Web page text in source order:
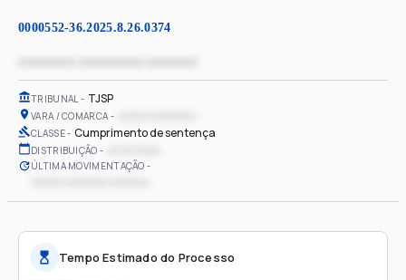
0000552-36.2025.8.26.0374
TRIBUNAL TJSP
VARA / COMARCA
CLASSE Cumprimento de sentença
DISTRIBUIÇÃO
ÚLTIMA MOVIMENTAÇÃO
Tempo Estimado do Processo